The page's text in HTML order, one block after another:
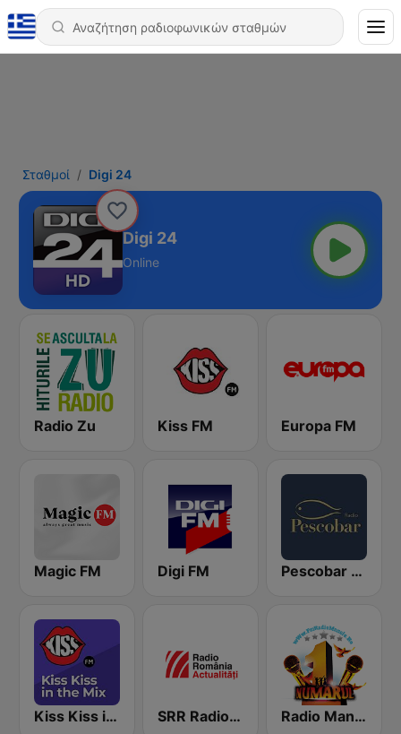
Σταθμοί Digi 24
Digi 24
Online
Radio Zu Kiss FM Europa FM
Magic FM Digi FM Pescobar Radio
Kiss Kiss in the Mix Radio SRR Radio România Actualităţi Radio Manele